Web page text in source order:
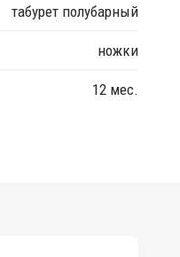
табурет полубарный
ножки
12 мес.